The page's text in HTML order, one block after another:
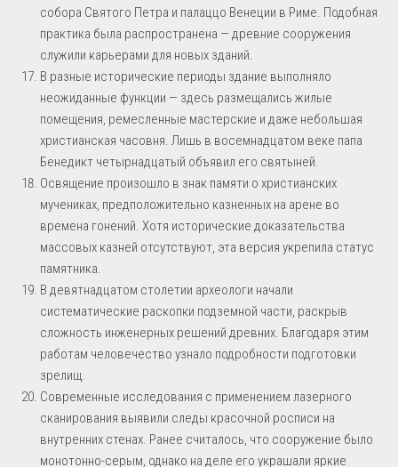
собора Святого Петра и палаццо Венеции в Риме. Подобная
практика была распространена — древние сооружения
служили карьерами для новых зданий.
В разные исторические периоды здание выполняло
неожиданные функции — здесь размещались жилые
помещения, ремесленные мастерские и даже небольшая
христианская часовня. Лишь в восемнадцатом веке папа
Бенедикт четырнадцатый объявил его святыней.
Освящение произошло в знак памяти о христианских
мучениках, предположительно казненных на арене во
времена гонений. Хотя исторические доказательства
массовых казней отсутствуют, эта версия укрепила статус
памятника.
В девятнадцатом столетии археологи начали
систематические раскопки подземной части, раскрыв
сложность инженерных решений древних. Благодаря этим
работам человечество узнало подробности подготовки
зрелищ.
Современные исследования с применением лазерного
сканирования выявили следы красочной росписи на
внутренних стенах. Ранее считалось, что сооружение было
монотонно-серым, однако на деле его украшали яркие